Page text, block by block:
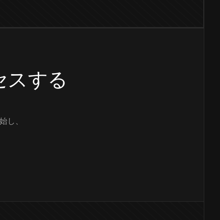
スする
し、